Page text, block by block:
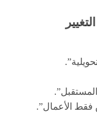
المستقبل”.
فقط الأعمال”.